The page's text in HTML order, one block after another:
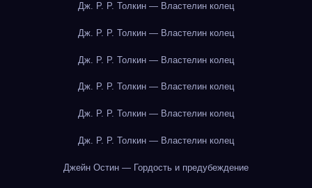
Дж. Р. Р. Толкин — Властелин колец
Дж. Р. Р. Толкин — Властелин колец
Дж. Р. Р. Толкин — Властелин колец
Дж. Р. Р. Толкин — Властелин колец
Дж. Р. Р. Толкин — Властелин колец
Дж. Р. Р. Толкин — Властелин колец
Джейн Остин — Гордость и предубеждение